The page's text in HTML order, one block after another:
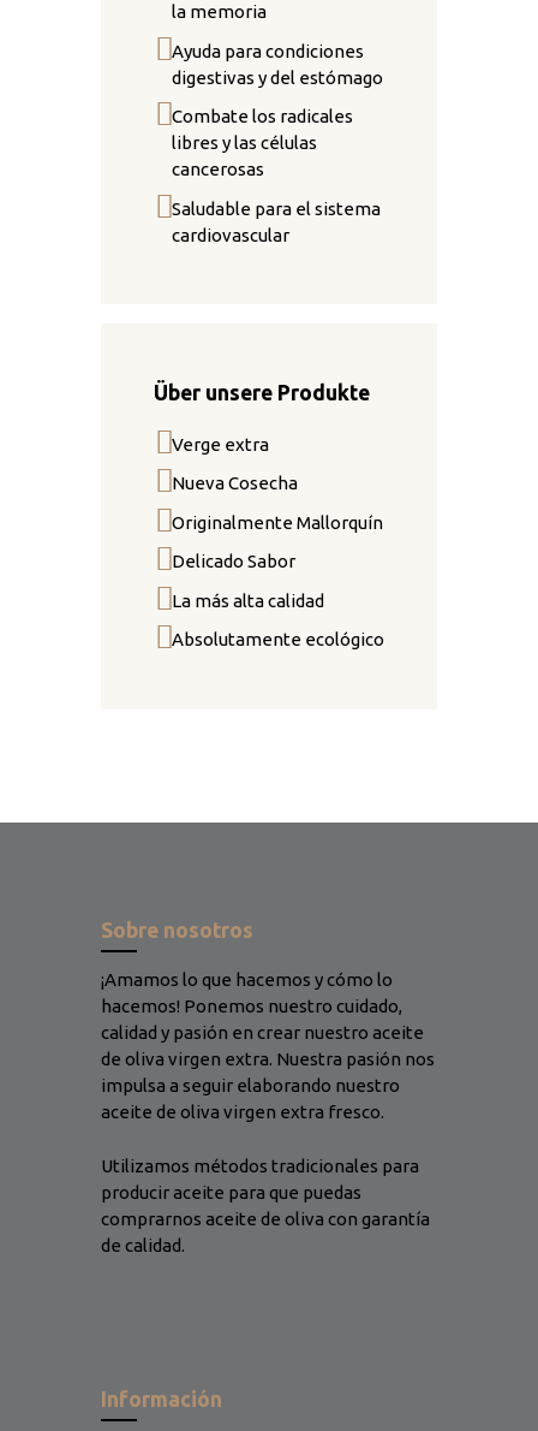
la memoria
Ayuda para condiciones
digestivas y del estómago
Combate los radicales
libres y las células
cancerosas
Saludable para el sistema
cardiovascular
Über unsere Produkte
Verge extra
Nueva Cosecha
Originalmente Mallorquín
Delicado Sabor
La más alta calidad
Absolutamente ecológico
Sobre nosotros
¡Amamos lo que hacemos y cómo lo
hacemos! Ponemos nuestro cuidado,
calidad y pasión en crear nuestro aceite
de oliva virgen extra. Nuestra pasión nos
impulsa a seguir elaborando nuestro
aceite de oliva virgen extra fresco.
Utilizamos métodos tradicionales para
producir aceite para que puedas
comprarnos aceite de oliva con garantía
de calidad.
Información